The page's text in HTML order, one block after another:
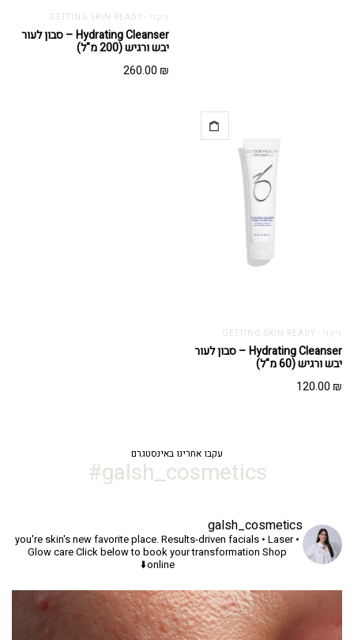
ניקוי - GETTING SKIN READY
Hydrating Cleanser – סבון לעור
יבש ורגיש (200 מ"ל)
260.00 ₪
ניקוי - GETTING SKIN READY
Hydrating Cleanser – סבון לעור
יבש ורגיש (60 מ"ל)
120.00 ₪
עקבו אחרינו באינסטגרם
galsh_cosmetics#
galsh_cosmetics
you're skin's new favorite place.Results-driven facials • Laser •
Glow careClick below to book your transformation Shop
online⬇️